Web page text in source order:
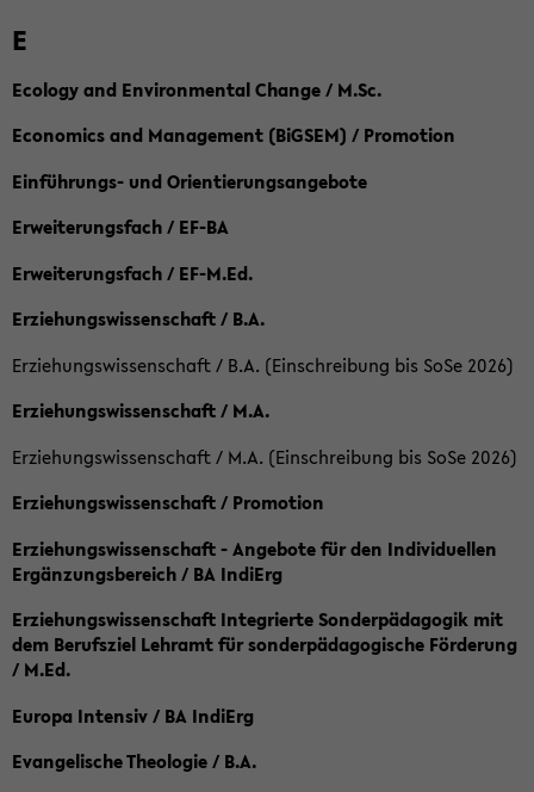
E
Ecology and Environmental Change / M.Sc.
Economics and Management (BiGSEM) / Promotion
Einführungs- und Orientierungsangebote
Erweiterungsfach / EF-BA
Erweiterungsfach / EF-M.Ed.
Erziehungswissenschaft / B.A.
Erziehungswissenschaft / B.A. (Einschreibung bis SoSe 2026)
Erziehungswissenschaft / M.A.
Erziehungswissenschaft / M.A. (Einschreibung bis SoSe 2026)
Erziehungswissenschaft / Promotion
Erziehungswissenschaft - Angebote für den Individuellen
Ergänzungsbereich / BA IndiErg
Erziehungswissenschaft Integrierte Sonderpädagogik mit
dem Berufsziel Lehramt für sonderpädagogische Förderung
/ M.Ed.
Europa Intensiv / BA IndiErg
Evangelische Theologie / B.A.